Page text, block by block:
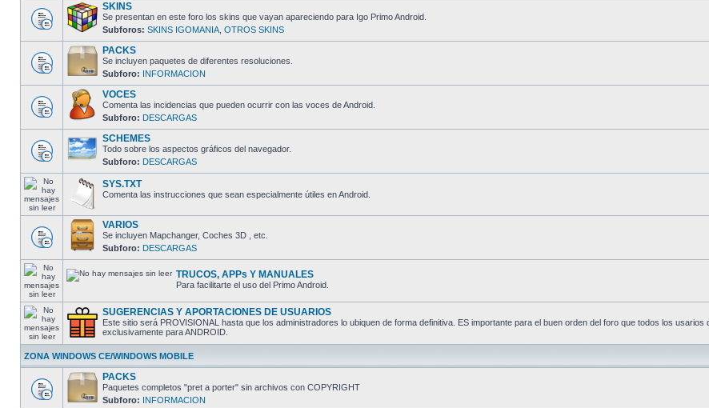
SKINS
Se presentan en este foro los skins que vayan apareciendo para Igo Primo Android.
Subforos: SKINS IGOMANIA OTROS SKINS
PACKS
Se incluyen paquetes de diferentes resoluciones.
Subforo: INFORMACION
VOCES
Comenta las incidencias que pueden ocurrir con las voces de Android.
Subforo: DESCARGAS
SCHEMES
Todo sobre los aspectos gráficos del navegador.
Subforo: DESCARGAS
SYS.TXT
Comenta las instrucciones que sean especialmente útiles en Android.
VARIOS
Se incluyen Mapchanger, Coches 3D , etc.
Subforo: DESCARGAS
TRUCOS, APPs Y MANUALES
Para facilitarte el uso del Primo Android.
SUGERENCIAS Y APORTACIONES DE USUARIOS
Este sitio será PROVISIONAL hasta que los administradores lo ubiquen de forma definitiva. ES importante para el buen orden del foro que todos los
exclusivamente para ANDROID.
ZONA WINDOWS CE/WINDOWS MOBILE
PACKS
Paquetes completos "pret a porter" sin archivos con COPYRIGHT
Subforo: INFORMACION